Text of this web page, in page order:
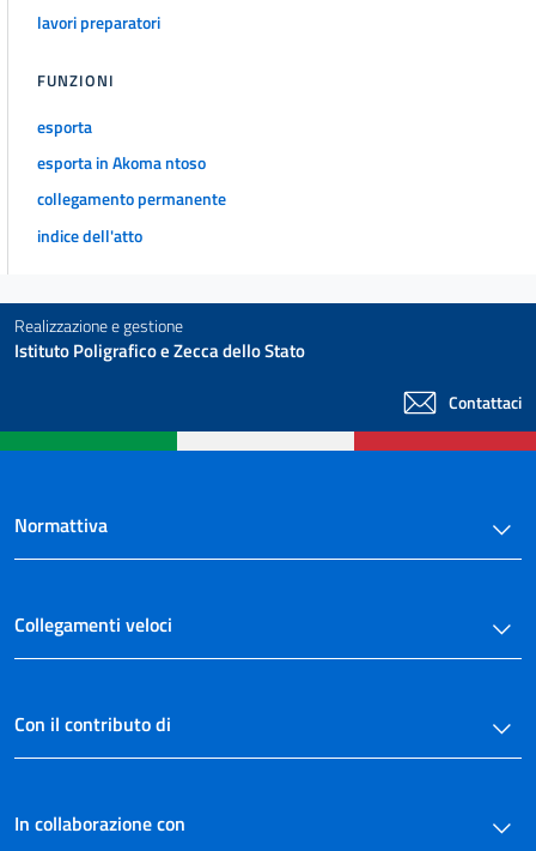
lavori preparatori
FUNZIONI
esporta
esporta in Akoma ntoso
collegamento permanente
indice dell'atto
Realizzazione e gestione
Istituto Poligrafico e Zecca dello Stato
Contattaci
Normattiva
Collegamenti veloci
Con il contributo di
In collaborazione con